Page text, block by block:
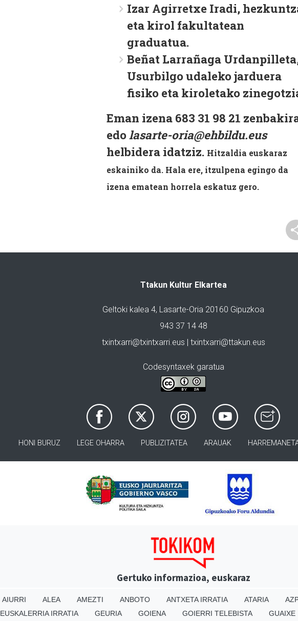
Izar Agirretxe Iradi,
eta kirol fakultatean
graduatua.
Beñat Larrañaga
Usurbilgo udaleko jarduera
fisiko eta kiroletako
Eman izena 683 31 98 21
edolasarte-oria@ehbildu.eus
helbidera idatziz. Hitzaldia euskaraz
eskainiko da. Hala ere, itzulpena egingo da
izena ematean horrela eskatuz gero.
Ttakun Kultur Elkartea
Geltoki kalea 4, Lasarte-Oria 20160 Gipuzkoa
943 37 14 48
txintxarri@txintxarri.eus | txintxarri@ttakun.eus
Codesyntaxek garatua
HONI BURUZ LEGE OHARRA PUBLIZITATEA ARAUAK
Gertuko informazioa, euskaraz
AIURRI ALEA AMEZTI ANBOTO ANTXETA IRRATIA ATARIA
EUSKALERRIA IRRATIA GEURIA GOIENA GOIERRI TELEBISTA GUAIXE